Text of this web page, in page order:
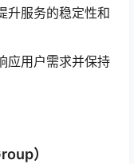
升服务的稳定性和
应用户需求并保持
）